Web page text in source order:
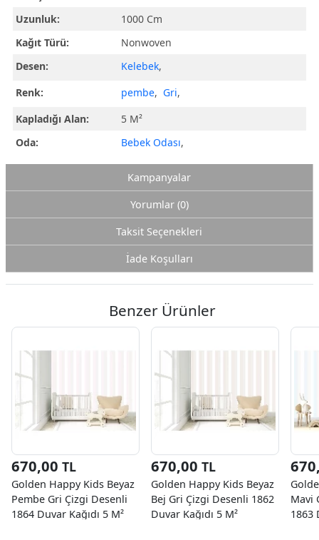
Uzunluk:
1000 Cm
Kağıt Türü:
Nonwoven
Desen:
Kelebek,
Renk:
pembe, Gri,
Kapladığı Alan:
5 M²
Oda:
Bebek Odası,
Kampanyalar
Yorumlar (0)
Taksit Seçenekleri
İade Koşulları
Benzer Ürünler
670,00 TL
Golden Happy Kids Beyaz
Pembe Gri Çizgi Desenli
1864 Duvar Kağıdı 5 M²
670,00 TL
Golden Happy Kids Beyaz
Bej Gri Çizgi Desenli 1862
Duvar Kağıdı 5 M²
Mavi
1863